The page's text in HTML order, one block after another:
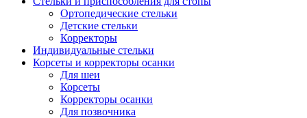
Ортопедические стельки
Детские стельки
Корректоры
Индивидуальные стельки
Корсеты и корректоры осанки
Для шеи
Корсеты
Корректоры осанки
Для позвочника